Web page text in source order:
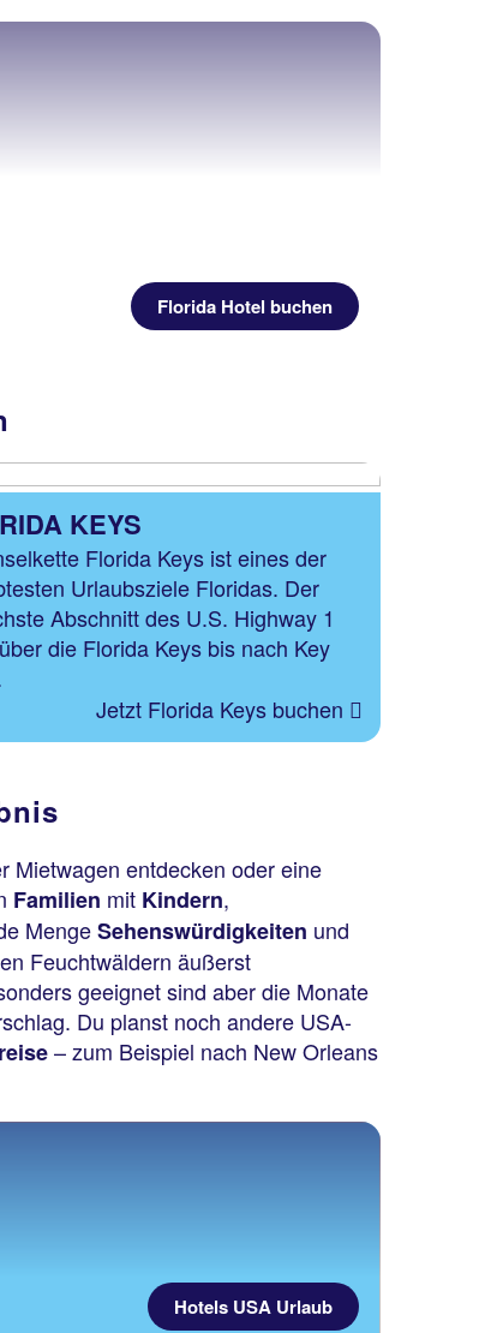
Florida Hotel buchen
KEYS
Florida Keys ist eines der
Urlaubsziele Floridas. Der
Abschnitt des U.S. Highway 1
die Florida Keys bis nach Key
Jetzt Florida Keys buchen
Mietwagen entdecken oder eine
Familien mit Kindern,
MengeSehenswürdigkeiten und
Feuchtwäldern äußerst
geeignet sind aber die Monate
Du planst noch andere USA-
– zum Beispiel nach New Orleans
Hotels USA Urlaub